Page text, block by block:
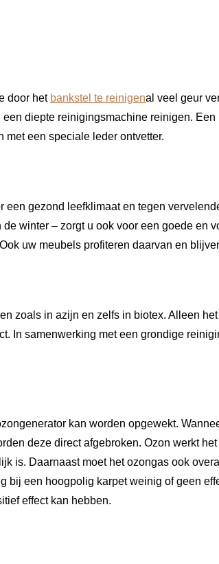
door het bankstel te reinigenal veel geur
diepte reinigingsmachine reinigen. Een
met een speciale leder ontvetter.
een gezond leefklimaat en tegen
winter – zorgt u ook voor een goede en
uw meubels profiteren daarvan en
zoals in azijn en zelfs in biotex. Alleen
In samenwerking met een grondige
kan worden opgewekt.
deze direct afgebroken. Ozon werkt
is. Daarnaast moet het ozongas ook
bij een hoogpolig karpet weinig of geen
effect kan hebben.